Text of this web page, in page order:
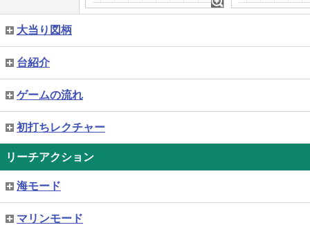
大当り図柄
台紹介
ゲームの流れ
初打ちレクチャー
リーチアクション
海モード
マリンモード